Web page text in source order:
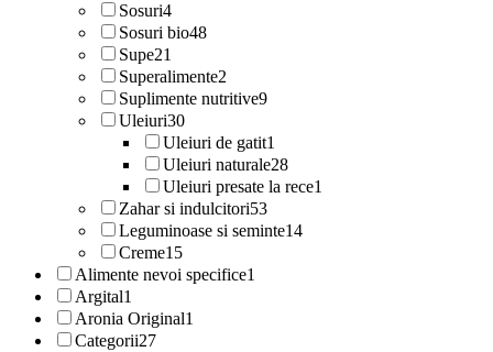
Sosuri4
Sosuri bio48
Supe21
Superalimente2
Suplimente nutritive9
Uleiuri30
Uleiuri de gatit1
Uleiuri naturale28
Uleiuri presate la rece1
Zahar si indulcitori53
Leguminoase si seminte14
Creme15
Alimente nevoi specifice1
Argital1
Aronia Original1
Categorii27